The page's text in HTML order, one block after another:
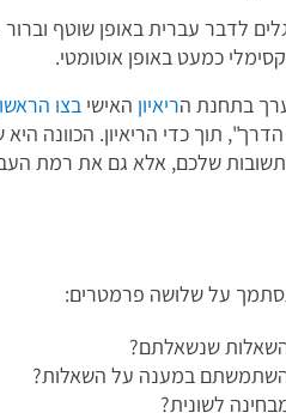
לדבר עברית באופן שוטף
כמעט באופן אוטומטי.
בתחנת הריאיון האישי בצו
שלכם, אלא גם את רמת
על שלושה פרמטרים:
שנשאלתם?
השתמשתם במענה על השאלות?
לשונית?